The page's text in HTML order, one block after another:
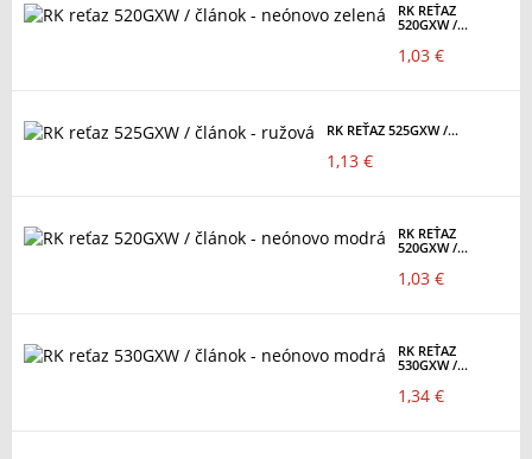
RK REŤAZ
520GXW /...
1,03 €
RK REŤAZ 525GXW /...
1,13 €
RK REŤAZ
520GXW /...
1,03 €
RK REŤAZ
530GXW /...
1,34 €